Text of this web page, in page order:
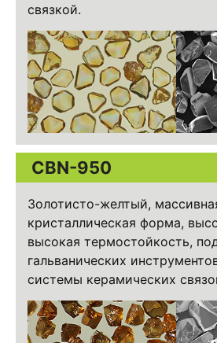
связкой.
CBN-950
Золотисто-желтый,
кристаллическая форма,
высокая термостойкость,
гальванических
системы керамических